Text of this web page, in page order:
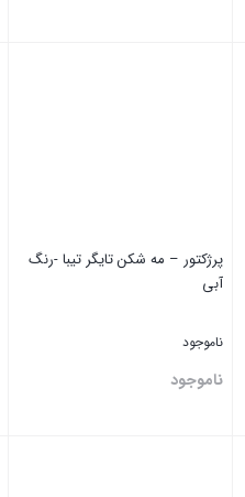
پرژکتور – مه شکن تایگر تیبا -رنگ
آبی
ناموجود
ناموجود